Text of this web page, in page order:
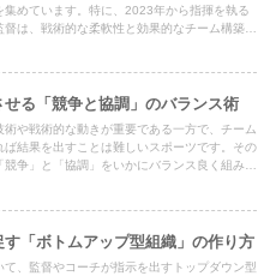
集めています。特に、2023年から指揮を執る
は、戦術的な柔軟性と効果的なチーム構築で
る「競争と協調」のバランス術
術や戦術的な動きが重要である一方で、チーム
ば結果を出すことは難しいスポーツです。その
競争」と「協調」をいかにバランス良く組み合
「ボトムアップ型組織」の作り方
て、監督やコーチが指示を出すトップダウン型